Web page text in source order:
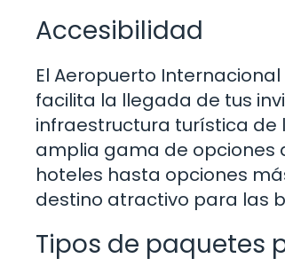
Accesibilidad
El Aeropuerto
facilita la llegada de tus
infraestructura turística de
amplia gama de opciones
hoteles hasta opciones
destino atractivo para las
Tipos de paquetes